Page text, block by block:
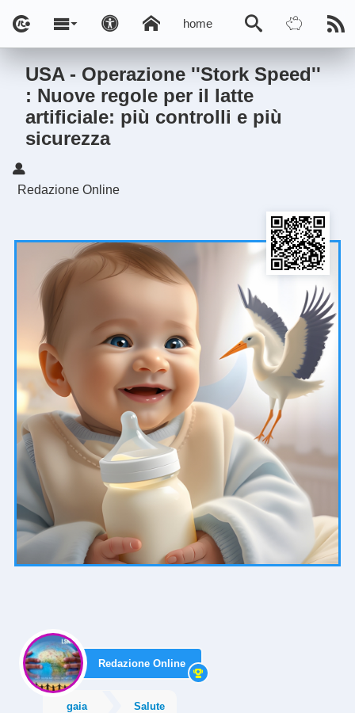
home
USA - Operazione ''Stork Speed''
: Nuove regole per il latte
artificiale: più controlli e più
sicurezza
Redazione Online
Redazione Online
gaia Salute